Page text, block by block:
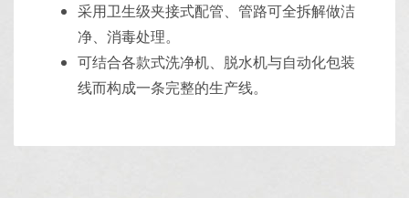
采用卫生级夹接式配管、管路可全拆解做洁
净、消毒处理。
可结合各款式洗净机、脱水机与自动化包装
线而构成一条完整的生产线。